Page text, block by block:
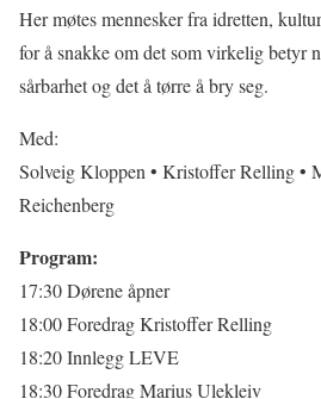
Her møtes mennesker fra idretten,
for å snakke om det som virkelig betyr
sårbarhet og det å tørre å bry seg.
Med:
Solveig Kloppen • Kristoffer Relling •
Reichenberg
Program:
17:30 Dørene åpner
18:00 Foredrag Kristoffer Relling
18:20 Innlegg LEVE
18:30 Foredrag Marius Ulekleiv